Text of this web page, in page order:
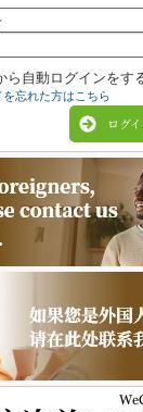
ら自動ログインをす
を忘れた方はこちら
ログ